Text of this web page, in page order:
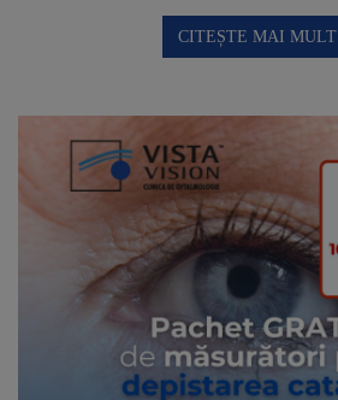
CITEȘTE MAI MULT